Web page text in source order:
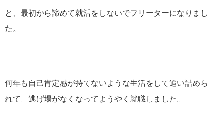
と、最初から諦めて就活をしないでフリーターになりまし
た。
何年も自己肯定感が持てないような生活をして追い詰めら
れて、逃げ場がなくなってようやく就職しました。